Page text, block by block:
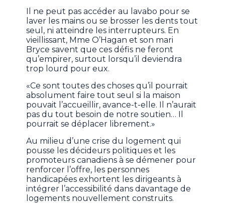
Il ne peut pas accéder au lavabo pour se
laver les mains ou se brosser les dents tout
seul, ni atteindre les interrupteurs. En
vieillissant, Mme O’Hagan et son mari
Bryce savent que ces défis ne feront
qu’empirer, surtout lorsqu’il deviendra
trop lourd pour eux.
«Ce sont toutes des choses qu’il pourrait
absolument faire tout seul si la maison
pouvait l’accueillir, avance-t-elle. Il n’aurait
pas du tout besoin de notre soutien… Il
pourrait se déplacer librement.»
Au milieu d’une crise du logement qui
pousse les décideurs politiques et les
promoteurs canadiens à se démener pour
renforcer l’offre, les personnes
handicapées exhortent les dirigeants à
intégrer l’accessibilité dans davantage de
logements nouvellement construits.